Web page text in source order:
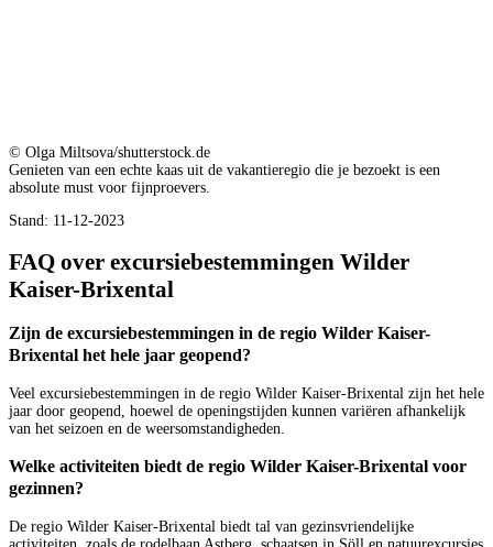
© Olga Miltsova/shutterstock.de
Genieten van een echte kaas uit de vakantieregio die je bezoekt is een
absolute must voor fijnproevers.
Stand: 11-12-2023
FAQ over excursiebestemmingen Wilder
Kaiser-Brixental
Zijn de excursiebestemmingen in de regio Wilder Kaiser-
Brixental het hele jaar geopend?
Veel excursiebestemmingen in de regio Wilder Kaiser-Brixental zijn het hele
jaar door geopend, hoewel de openingstijden kunnen variëren afhankelijk
van het seizoen en de weersomstandigheden.
Welke activiteiten biedt de regio Wilder Kaiser-Brixental voor
gezinnen?
De regio Wilder Kaiser-Brixental biedt tal van gezinsvriendelijke